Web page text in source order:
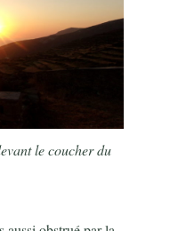
le coucher du